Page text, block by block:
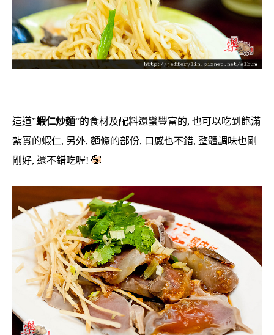
這道”蝦仁炒麵“的食材及配料還蠻豐富的, 也可以吃到飽滿
紮實的蝦仁, 另外, 麵條的部份, 口感也不錯, 整體調味也剛
剛好, 還不錯吃喔!